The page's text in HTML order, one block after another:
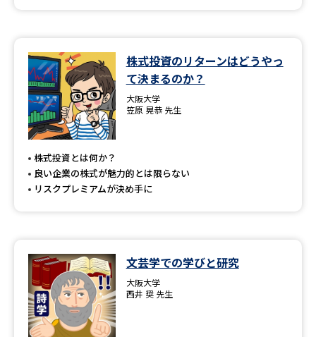
株式投資のリターンはどうやっ
て決まるのか？
大阪大学
笠原 晃恭 先生
株式投資とは何か？
良い企業の株式が魅力的とは限らない
リスクプレミアムが決め手に
文芸学での学びと研究
大阪大学
西井 奨 先生